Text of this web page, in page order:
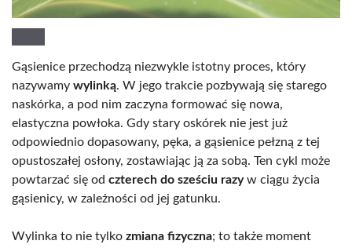
Gąsienice przechodzą niezwykle istotny proces, który
nazywamy wylinką. W jego trakcie pozbywają się starego
naskórka, a pod nim zaczyna formować się nowa,
elastyczna powłoka. Gdy stary oskórek nie jest już
odpowiednio dopasowany, pęka, a gąsienice pełzną z tej
opustoszałej osłony, zostawiając ją za sobą. Ten cykl może
powtarzać się od czterech do sześciu razyw ciągu życia
gąsienicy, w zależności od jej gatunku.
Wylinka to nie tylko zmiana fizyczna; to także moment